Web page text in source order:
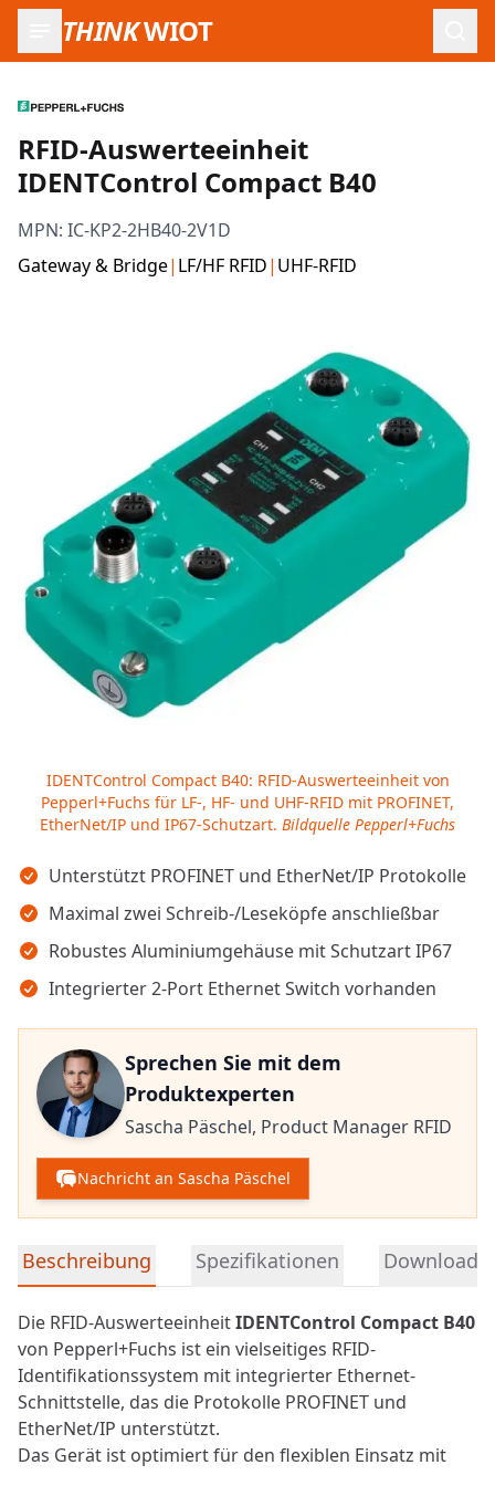
THINKWIOT
RFID-Auswerteeinheit
IDENTControl Compact B40
MPN: IC-KP2-2HB40-2V1D
Gateway & Bridge| LF/HF RFID| UHF-RFID
Wichtigste Erkenntnisse
Unterstützt PROFINET und EtherNet/IP Protokolle
Maximal zwei Schreib-/Leseköpfe anschließbar
Robustes Aluminiumgehäuse mit Schutzart IP67
Integrierter 2-Port Ethernet Switch vorhanden
Sprechen Sie mit dem
Produktexperten
Sascha Päschel, Product Manager RFID
Nachricht an Sascha Päschel
Detaillierte Produktinformationen
Beschreibung Spezifikationen Downloads
Die RFID-AuswerteeinheitIDENTControl Compact B40
von Pepperl+Fuchs ist ein vielseitiges RFID-
Identifikationssystem mit integrierter Ethernet-
Schnittstelle, das die Protokolle PROFINET und
EtherNet/IP unterstützt.
Das Gerät ist optimiert für den flexiblen Einsatz mit
IDENTControl Compact B40: RFID-Auswerteeinheit von
Pepperl+Fuchs für LF-, HF- und UHF-RFID mit PROFINET,
EtherNet/IP und IP67-Schutzart. Bildquelle Pepperl+Fuchs